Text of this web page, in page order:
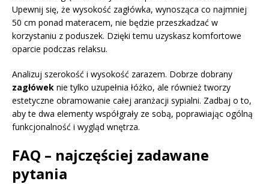
Upewnij się, że wysokość zagłówka, wynosząca co najmniej
50 cm ponad materacem, nie będzie przeszkadzać w
korzystaniu z poduszek. Dzięki temu uzyskasz komfortowe
oparcie podczas relaksu.
Analizuj szerokość i wysokość zarazem. Dobrze dobrany
zagłówek nie tylko uzupełnia łóżko, ale również tworzy
estetyczne obramowanie całej aranżacji sypialni. Zadbaj o to,
aby te dwa elementy współgrały ze sobą, poprawiając ogólną
funkcjonalność i wygląd wnętrza.
FAQ – najczęściej zadawane
pytania